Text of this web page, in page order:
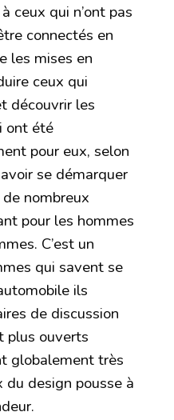
ceux qui n’ont pas
connectés en
les mises en
ceux qui
découvrir les
ont été
pour eux, selon
se démarquer
nombreux
pour les hommes
C’est un
qui savent se
ils
de discussion
plus ouverts
globalement très
design pousse à